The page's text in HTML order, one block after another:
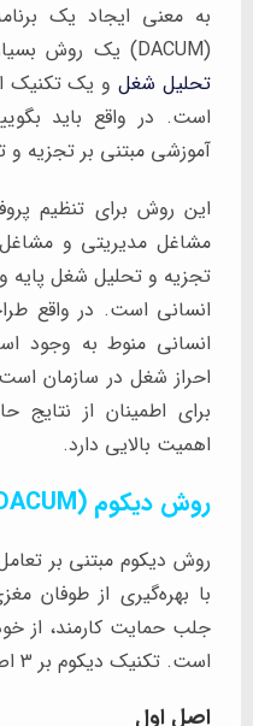
به معنی ایجاد یک
(DACUM) یک روش بسیار معتبر و سریع برای
تحلیل شغلو یک تکنیک
است. در واقع باید
آموزشی مبتنی بر تجزیه
این روش برای تنظیم
مشاغل مدیریتی و
تجزیه و تحلیل شغل پایه
انسانی است. در واقع
انسانی منوط به وجود
احراز شغل در سازمان
برای اطمینان از
اهمیت بالایی دارد.
روش دیکوم (DACUM)
روش دیکوم مبتنی بر
با بهره‌گیری از طوفان
جلب حمایت کارمند، از
است. تکنیک دیکوم بر 3 اصل استوار است:
اصل اول